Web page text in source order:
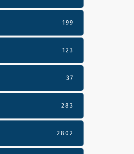
199
123
37
283
2802